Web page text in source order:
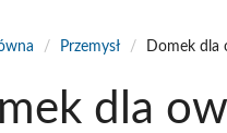
/ Przemysł / Domek
dla